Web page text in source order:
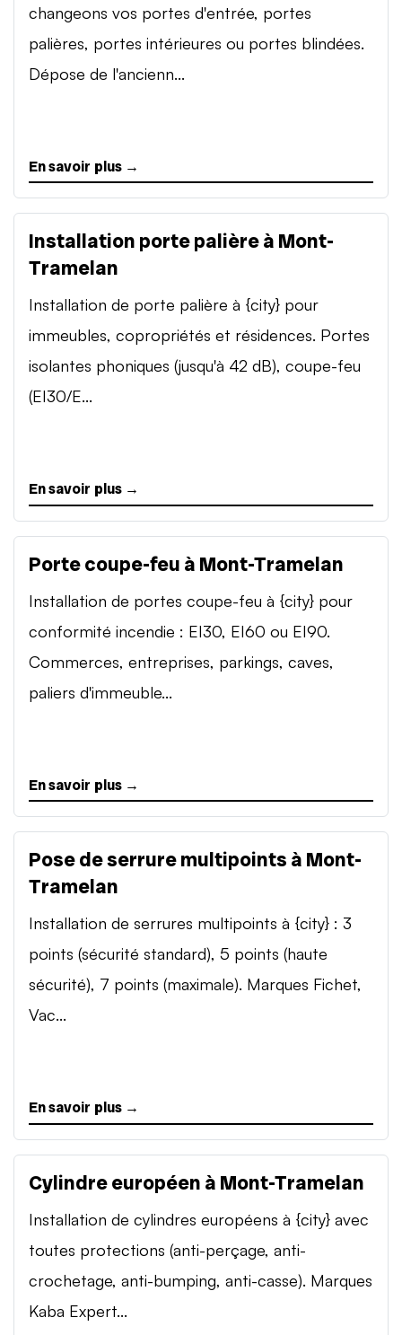
changeons vos portes d'entrée, portes
palières, portes intérieures ou portes blindées.
Dépose de l'ancienn...
En savoir plus →
Installation porte palière à Mont-
Tramelan
Installation de porte palière à {city} pour
immeubles, copropriétés et résidences. Portes
isolantes phoniques (jusqu'à 42 dB), coupe-feu
(EI30/E...
En savoir plus →
Porte coupe-feu à Mont-Tramelan
Installation de portes coupe-feu à {city} pour
conformité incendie : EI30, EI60 ou EI90.
Commerces, entreprises, parkings, caves,
paliers d'immeuble...
En savoir plus →
Pose de serrure multipoints à Mont-
Tramelan
Installation de serrures multipoints à {city} : 3
points (sécurité standard), 5 points (haute
sécurité), 7 points (maximale). Marques Fichet,
Vac...
En savoir plus →
Cylindre européen à Mont-Tramelan
Installation de cylindres européens à {city} avec
toutes protections (anti-perçage, anti-
crochetage, anti-bumping, anti-casse). Marques
Kaba Expert...